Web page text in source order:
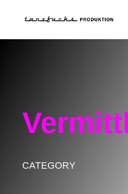
CATEGORY